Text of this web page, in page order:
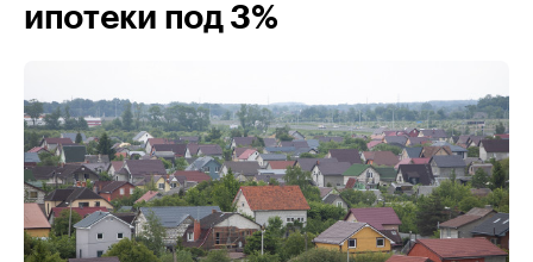
ипотеки под 3%